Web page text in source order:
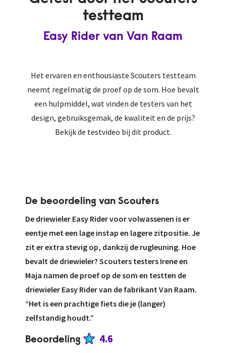
testteam
Easy Rider van Van Raam
Het ervaren en enthousiaste Scouters testteam
neemt regelmatig de proef op de som. Hoe bevalt
een hulpmiddel, wat vinden de testers van het
design, gebruiksgemak, de kwaliteit en de prijs?
Bekijk de testvideo bij dit product.
De beoordeling van Scouters
De driewieler Easy Rider voor volwassenen is er
eentje met een lage instap en lagere zitpositie. Je
zit er extra stevig op, dankzij de rugleuning. Hoe
bevalt de driewieler? Scouters testers Irene en
Maja namen de proef op de som en testten de
driewieler Easy Rider van de fabrikant Van Raam.
“Het is een prachtige fiets die je (langer)
zelfstandig houdt.”
Beoordeling 4.6